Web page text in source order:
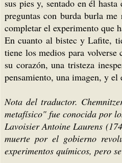
sus pies y, sentado en él
preguntas con burda burla
completar el experimento que
En cuanto al bistec y Lafite,
tiene los medios para
su corazón, una tristeza
pensamiento, una imagen, y
Nota del traductor.
metafísico" fue conocida por
Lavoisier Antoine Laurens
muerte por el gobierno
experimentos químicos, pero